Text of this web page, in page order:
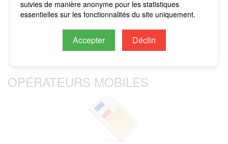
suivies de manière anonyme pour les statistiques
essentielles sur les fonctionnalités du site uniquement.
Accepter Déclin
pour éviter d'encourir des. Tous les frais seront
imputés sur le crédit restant.
OPÉRATEURS MOBILES